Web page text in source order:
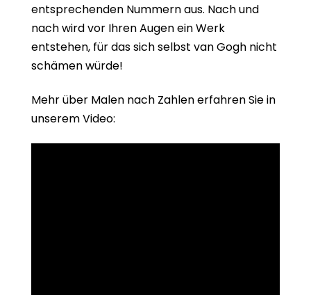
entsprechenden Nummern aus. Nach und
nach wird vor Ihren Augen ein Werk
entstehen, für das sich selbst van Gogh nicht
schämen würde!
Mehr über Malen nach Zahlen erfahren Sie in
unserem Video: